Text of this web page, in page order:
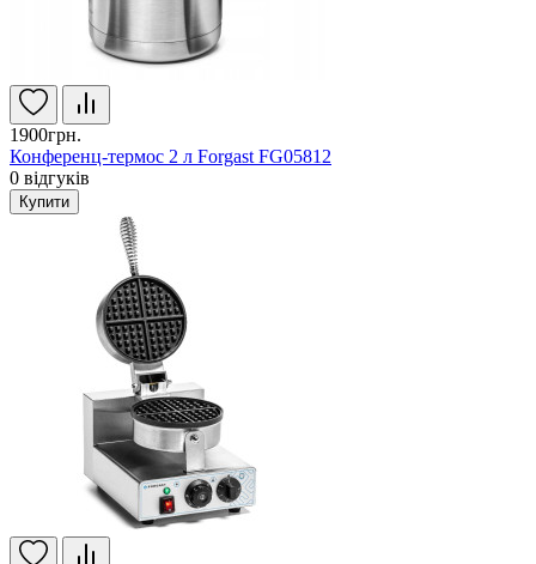
1900грн.
Конференц-термос 2 л Forgast FG05812
0 відгуків
Купити